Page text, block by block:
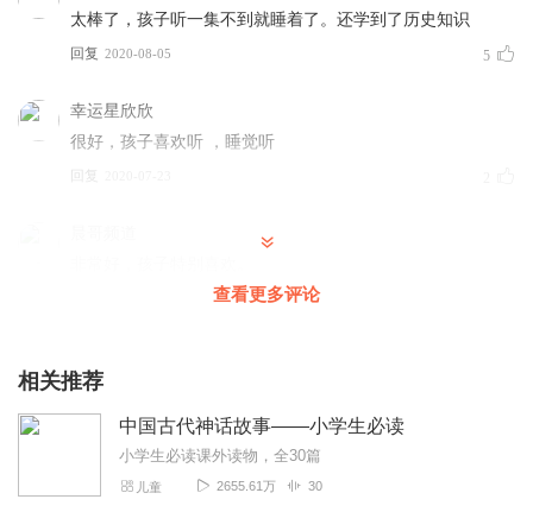
太棒了，孩子听一集不到就睡着了。还学到了历史知识
回复 2020-08-05 5
幸运星欣欣
很好，孩子喜欢听 ，睡觉听
回复
非常好！我们大人也喜欢听
2021-05-13
pwn11teauw04lfwki9wa
查看更多评论
相关推荐
中国古代神话故事——小学生必读
小学生必读课外读物，全30篇
儿童 2655.61万 30